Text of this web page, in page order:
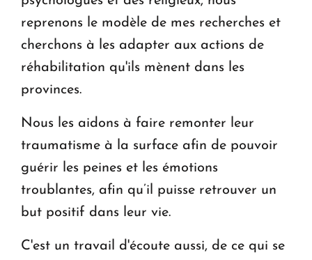
reprenons le modèle de mes recherches et
cherchons à les adapter aux actions de
réhabilitation qu'ils mènent dans les
provinces.
Nous les aidons à faire remonter leur
traumatisme à la surface afin de pouvoir
guérir les peines et les émotions
troublantes, afin qu’il puisse retrouver un
but positif dans leur vie.
C'est un travail d'écoute aussi, de ce qui se